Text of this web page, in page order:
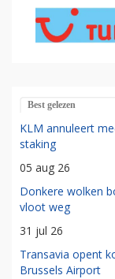
Best gelezen
KLM annuleert
staking
05 aug 26
Donkere wolken
vloot weg
31 jul 26
Transavia opent
Brussels Airport